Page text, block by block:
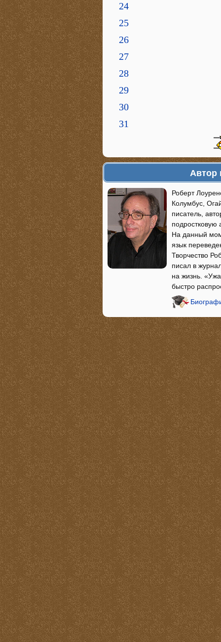
24
25
26
27
28
29
30
31
Автор
Роберт
Колумбус,
писатель,
подростковую
На данный
язык
Творчество
писал в
на жизнь.
быстро